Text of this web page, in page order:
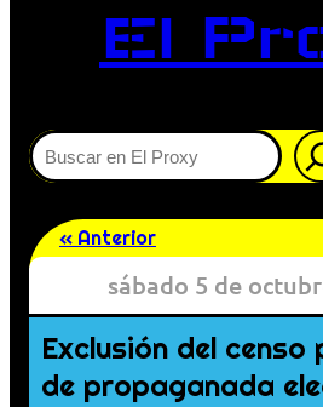
El
Buscar
« Anterior
sábado 5 de
Exclusión del censo
de propaganada